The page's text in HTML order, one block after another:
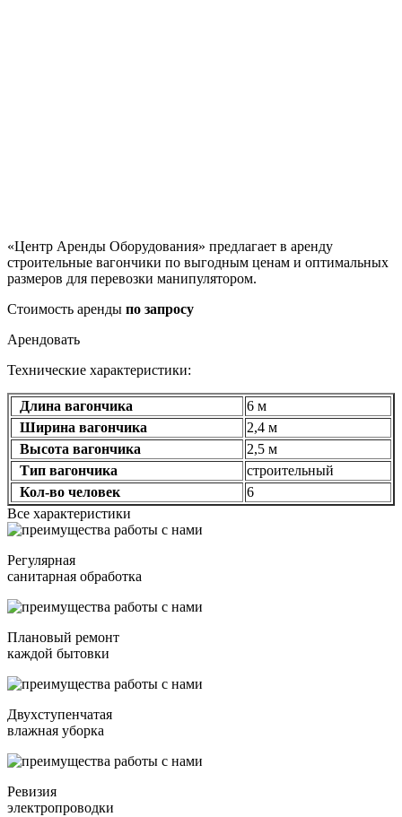
«Центр Аренды Оборудования» предлагает в аренду
строительные вагончики по выгодным ценам и оптимальных
размеров для перевозки манипулятором.
Стоимость аренды по запросу
Арендовать
Технические характеристики:
Длина вагончика
6 м
Ширина вагончика
2,4 м
Высота вагончика
2,5 м
Тип вагончика
строительный
Кол-во человек
6
Все характеристики
Регулярная
санитарная обработка
Плановый ремонт
каждой бытовки
Двухступенчатая
влажная уборка
Ревизия
электропроводки